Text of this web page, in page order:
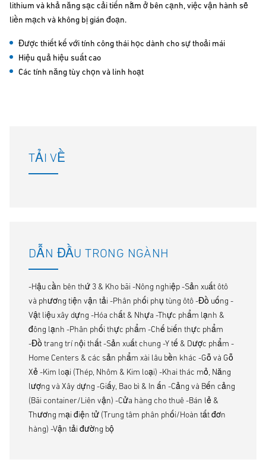
lithium và khả năng sạc cải tiến nằm ở bên cạnh, việc vận hành sẽ
liền mạch và không bị gián đoạn.
Được thiết kế với tính công thái học dành cho sự thoải mái
Hiệu quả hiệu suất cao
Các tính năng tùy chọn và linh hoạt
TẢI VỀ
DẪN ĐẦU TRONG NGÀNH
-Hậu cần bên thứ 3 & Kho bãi -Nông nghiệp -Sản xuất ôtô
và phương tiện vận tải -Phân phối phụ tùng ôtô -Đồ uống -
Vật liệu xây dựng -Hóa chất & Nhựa -Thực phẩm lạnh &
đông lạnh -Phân phối thực phẩm -Chế biến thực phẩm
-Đồ trang trí nội thất -Sản xuất chung -Y tế & Dược phẩm -
Home Centers & các sản phẩm xài lâu bền khác -Gỗ và Gỗ
Xẻ -Kim loại (Thép, Nhôm & Kim loại) -Khai thác mỏ, Năng
lượng và Xây dựng -Giấy, Bao bì & In ấn -Cảng và Bến cảng
(Bãi container/Liên vận) -Cửa hàng cho thuê -Bán lẻ &
Thương mại điện tử (Trung tâm phân phối/Hoàn tất đơn
hàng) -Vận tải đường bộ